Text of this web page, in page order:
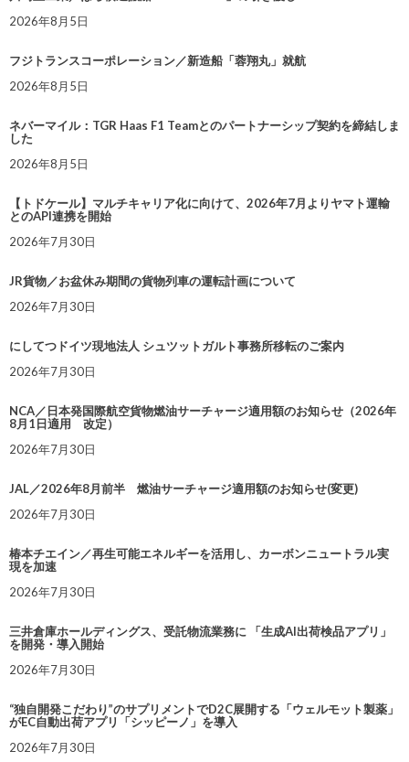
2026年8月5日
フジトランスコーポレーション／新造船「蓉翔丸」就航
2026年8月5日
ネバーマイル：TGR Haas F1 Teamとのパートナーシップ契約を締結しま
した
2026年8月5日
【トドケール】マルチキャリア化に向けて、2026年7月よりヤマト運輸
とのAPI連携を開始
2026年7月30日
JR貨物／お盆休み期間の貨物列車の運転計画について
2026年7月30日
にしてつドイツ現地法人 シュツットガルト事務所移転のご案内
2026年7月30日
NCA／日本発国際航空貨物燃油サーチャージ適用額のお知らせ（2026年
8月1日適用 改定）
2026年7月30日
JAL／2026年8月前半 燃油サーチャージ適用額のお知らせ(変更)
2026年7月30日
椿本チエイン／再生可能エネルギーを活用し、カーボンニュートラル実
現を加速
2026年7月30日
三井倉庫ホールディングス、受託物流業務に 「生成AI出荷検品アプリ」
を開発・導入開始
2026年7月30日
“独自開発こだわり”のサプリメントでD2C展開する「ウェルモット製薬」
がEC自動出荷アプリ「シッピーノ」を導入
2026年7月30日